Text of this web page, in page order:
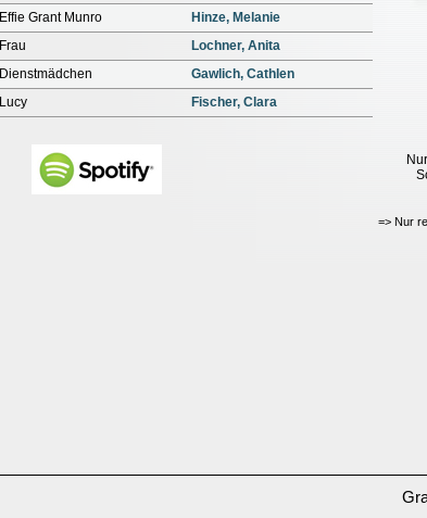
Nur
=> Nur
Effie Grant Munro
Hinze, Melanie
Frau
Lochner, Anita
Dienstmädchen
Gawlich, Cathlen
Lucy
Fischer, Clara